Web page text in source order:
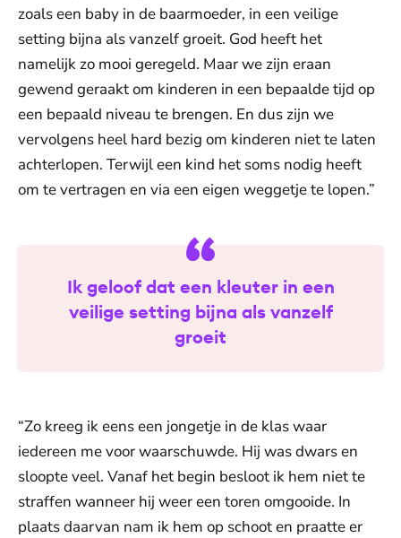
zoals een baby in de baarmoeder, in een veilige
setting bijna als vanzelf groeit. God heeft het
namelijk zo mooi geregeld. Maar we zijn eraan
gewend geraakt om kinderen in een bepaalde tijd op
een bepaald niveau te brengen. En dus zijn we
vervolgens heel hard bezig om kinderen niet te laten
achterlopen. Terwijl een kind het soms nodig heeft
om te vertragen en via een eigen weggetje te lopen.”
Ik geloof dat een kleuter in een
veilige setting bijna als vanzelf
groeit
“Zo kreeg ik eens een jongetje in de klas waar
iedereen me voor waarschuwde. Hij was dwars en
sloopte veel. Vanaf het begin besloot ik hem niet te
straffen wanneer hij weer een toren omgooide. In
plaats daarvan nam ik hem op schoot en praatte er